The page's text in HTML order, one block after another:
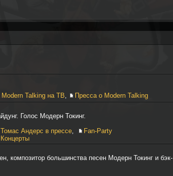
Modern Talking на ТВ, Пресса о Modern Talking
Голос Модерн Токинг.
Томас Андерс в прессе,
Концерты
Fan-Party
композитор большинства песен Модерн Токинг и бэк-